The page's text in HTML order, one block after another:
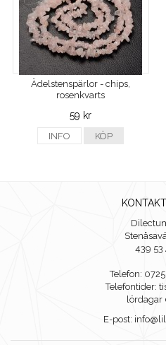
Ädelstenspärlor - chips,
rosenkvarts
59 kr
INFO KÖP
439 53
Telefon:
Telefontider:
lördagar
E-post: